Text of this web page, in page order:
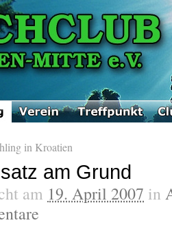
in Kroatien
am Grund
am 19. April 2007 in